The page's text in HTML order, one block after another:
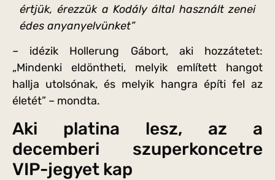
értjük, érezzük a Kodály által használt zenei
édes anyanyelvünket”
– idézik Hollerung Gábort, aki hozzátetet:
„Mindenki eldöntheti, melyik említett hangot
hallja utolsónak, és melyik hangra építi fel az
életét” – mondta.
Aki platina lesz, az a
decemberi szuperkoncetre
VIP-jegyet kap